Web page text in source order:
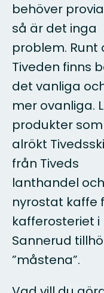
behöver
så är det inga
problem. Runt
Tiveden finns
det vanliga
mer ovanliga.
produkter som
alrökt
från Tiveds
lanthandel och
nyrostat kaffe
kafferosteriet i
Sannerud
”måstena”.